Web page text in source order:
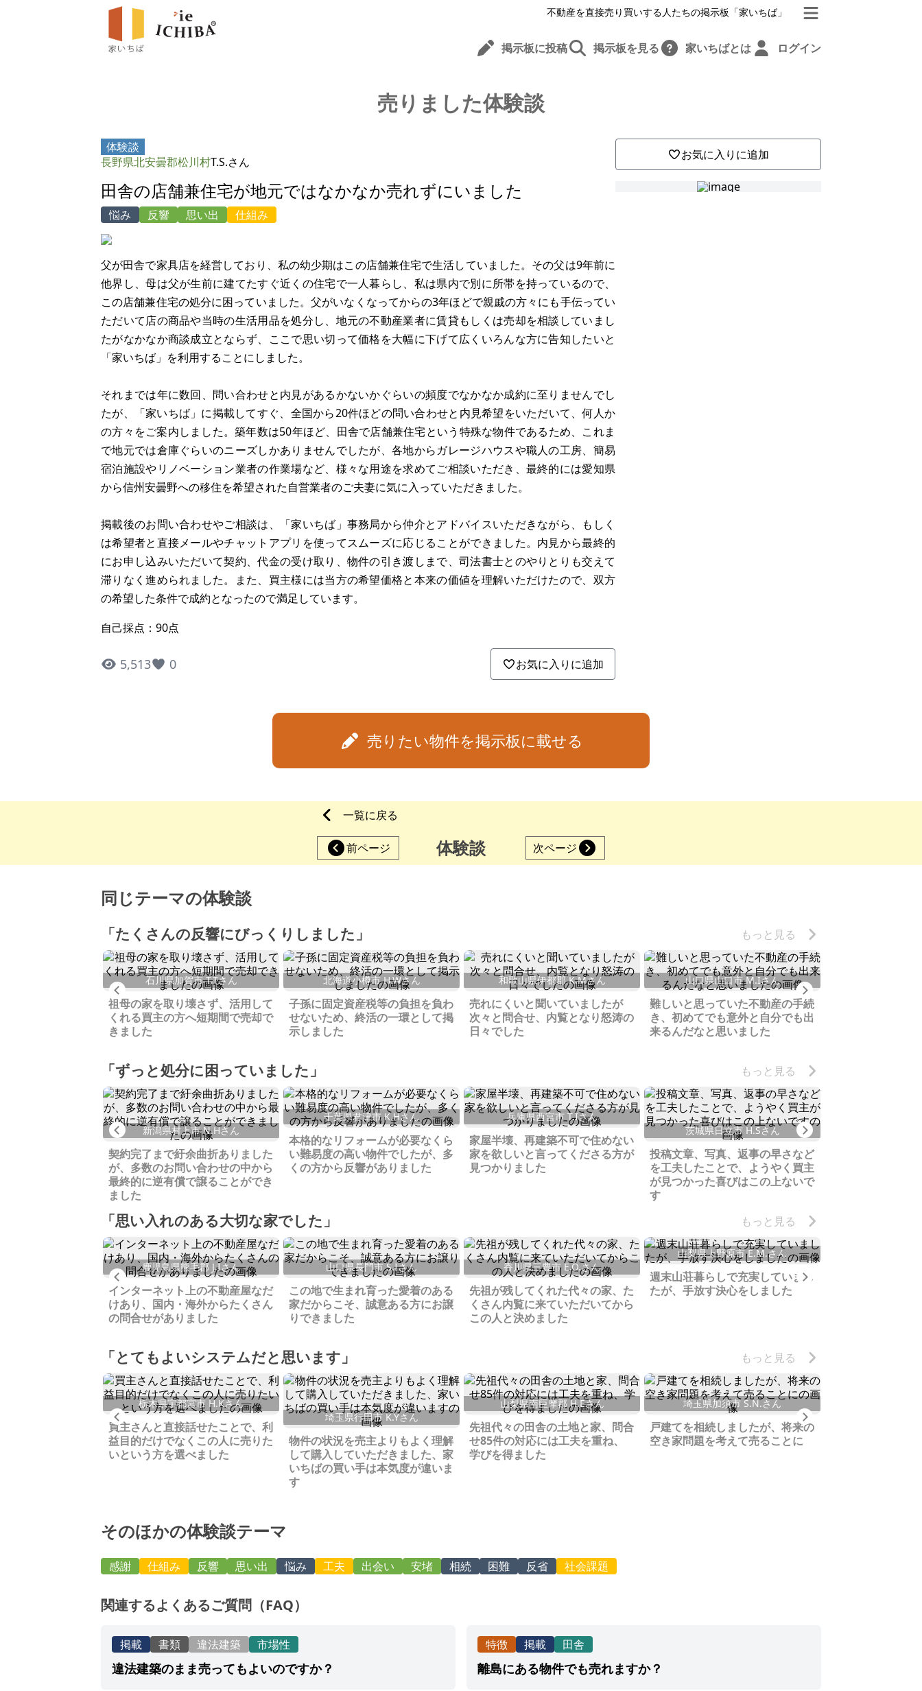
不動産を直接売り買いする人たちの掲示板「家いちば」
掲示板に投稿 掲示板を見る 家いちばとは ログイン
売りました体験談
体験談
長野県北安曇郡松川村T.S.さん
田舎の店舗兼住宅が地元ではなかなか売れずにいました
悩み 反響 思い出 仕組み
父が田舎で家具店を経営しており、私の幼少期はこの店舗兼住宅で生活していました。その父は9年前に
他界し、母は父が生前に建てたすぐ近くの住宅で一人暮らし、私は県内で別に所帯を持っているので、
この店舗兼住宅の処分に困っていました。父がいなくなってからの3年ほどで親戚の方々にも手伝ってい
ただいて店の商品や当時の生活用品を処分し、地元の不動産業者に賃貸もしくは売却を相談していまし
たがなかなか商談成立とならず、ここで思い切って価格を大幅に下げて広くいろんな方に告知したいと
「家いちば」を利用することにしました。
それまでは年に数回、問い合わせと内見があるかないかぐらいの頻度でなかなか成約に至りませんでし
たが、「家いちば」に掲載してすぐ、全国から20件ほどの問い合わせと内見希望をいただいて、何人か
の方々をご案内しました。築年数は50年ほど、田舎で店舗兼住宅という特殊な物件であるため、これま
で地元では倉庫ぐらいのニーズしかありませんでしたが、各地からガレージハウスや職人の工房、簡易
宿泊施設やリノベーション業者の作業場など、様々な用途を求めてご相談いただき、最終的には愛知県
から信州安曇野への移住を希望された自営業者のご夫妻に気に入っていただきました。
掲載後のお問い合わせやご相談は、「家いちば」事務局から仲介とアドバイスいただきながら、もしく
は希望者と直接メールやチャットアプリを使ってスムーズに応じることができました。内見から最終的
にお申し込みいただいて契約、代金の受け取り、物件の引き渡しまで、司法書士とのやりとりも交えて
滞りなく進められました。また、買主様には当方の希望価格と本来の価値を理解いただけたので、双方
の希望した条件で成約となったので満足しています。
自己採点：90点
5,513 0 お気に入りに追加
お気に入りに追加
売りたい物件を掲示板に載せる
一覧に戻る
前ページ 体験談 次ページ
同じテーマの体験談
「たくさんの反響にびっくりしました」 もっと見る
Previous
石川県加賀市 T.Tさん
祖母の家を取り壊さず、活用して
くれる買主の方へ短期間で売却で
きました
北海道小樽市 H.Wさん
子孫に固定資産税等の負担を負わ
せないため、終活の一環として掲
示しました
和歌山県伊都郡 K.Mさん
売れにくいと聞いていましたが
次々と問合せ、内覧となり怒涛の
日々でした
山口県山口市 M.Iさん
難しいと思っていた不動産の手続
き、初めてでも意外と自分でも出
来るんだなと思いました
Next
「ずっと処分に困っていました」 もっと見る
Previous
新潟県村上市 N.Hさん
契約完了まで紆余曲折ありました
が、多数のお問い合わせの中から
最終的に逆有償で譲ることができ
ました
千葉県君津市 K.Hさん
本格的なリフォームが必要なくら
い難易度の高い物件でしたが、多
くの方から反響がありました
兵庫県西宮市 T.Iさん
家屋半壊、再建築不可で住めない
家を欲しいと言ってくださる方が
見つかりました
茨城県日立市 H.Sさん
投稿文章、写真、返事の早さなど
を工夫したことで、ようやく買主
が見つかった喜びはこの上ないで
す
Next
「思い入れのある大切な家でした」 もっと見る
Previous
鹿児島県熊毛郡 J.Iさん
インターネット上の不動産屋なだ
けあり、国内・海外からたくさん
の問合せがありました
山口県長門市 S.Iさん
この地で生まれ育った愛着のある
家だからこそ、誠意ある方にお譲
りできました
香川県三豊市 E.O.さん
先祖が残してくれた代々の家、た
くさん内覧に来ていただいてから
この人と決めました
山梨県上野原市 E.M.さん
週末山荘暮らしで充実していまし
たが、手放す決心をしました
「とてもよいシステムだと思います」 もっと見る
Previous
栃木県宇都宮市 H.Kさん
買主さんと直接話せたことで、利
益目的だけでなくこの人に売りた
いという方を選べました
埼玉県行田市 K.Yさん
物件の状況を売主よりもよく理解
して購入していただきました、家
いちばの買い手は本気度が違いま
す
山梨県南巨摩郡 H.Eさん
先祖代々の田舎の土地と家、問合
せ85件の対応には工夫を重ね、
学びを得ました
埼玉県加須市 S.N.さん
戸建てを相続しましたが、将来の
空き家問題を考えて売ることに
そのほかの体験談テーマ
感謝 仕組み 反響 思い出 悩み 工夫 出会い 安堵 相続 困難 反省 社会課題
関連するよくあるご質問（FAQ）
掲載 書類 違法建築 市場性
違法建築のまま売ってもよいのですか？
特徴 掲載 田舎
離島にある物件でも売れますか？